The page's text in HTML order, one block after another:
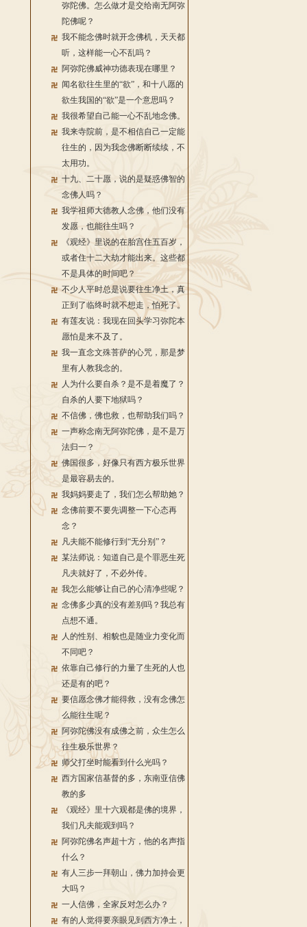
弥陀佛。怎么做才是交给南无阿弥
陀佛呢？
我不能念佛时就开念佛机，天天都
听，这样能一心不乱吗？
阿弥陀佛威神功德表现在哪里？
闻名欲往生里的“欲”，和十八愿的
欲生我国的“欲”是一个意思吗？
我很希望自己能一心不乱地念佛。
我来寺院前，是不相信自己一定能
往生的，因为我念佛断断续续，不
太用功。
十九、二十愿，说的是疑惑佛智的
念佛人吗？
我学祖师大德教人念佛，他们没有
发愿，也能往生吗？
《观经》里说的在胎宫住五百岁，
或者住十二大劫才能出来。这些都
不是具体的时间吧？
不少人平时总是说要往生净土，真
正到了临终时就不想走，怕死了。
有莲友说：我现在回头学习弥陀本
愿怕是来不及了。
我一直念文殊菩萨的心咒，那是梦
里有人教我念的。
人为什么要自杀？是不是着魔了？
自杀的人要下地狱吗？
不信佛，佛也救，也帮助我们吗？
一声称念南无阿弥陀佛，是不是万
法归一？
佛国很多，好像只有西方极乐世界
是最容易去的。
我妈妈要走了，我们怎么帮助她？
念佛前要不要先调整一下心态再
念？
凡夫能不能修行到“无分别”？
某法师说：知道自己是个罪恶生死
凡夫就好了，不必外传。
我怎么能够让自己的心清净些呢？
念佛多少真的没有差别吗？我总有
点想不通。
人的性别、相貌也是随业力变化而
不同吧？
依靠自己修行的力量了生死的人也
还是有的吧？
要信愿念佛才能得救，没有念佛怎
么能往生呢？
阿弥陀佛没有成佛之前，众生怎么
往生极乐世界？
师父打坐时能看到什么光吗？
西方国家信基督的多，东南亚信佛
教的多
《观经》里十六观都是佛的境界，
我们凡夫能观到吗？
阿弥陀佛名声超十方，他的名声指
什么？
有人三步一拜朝山，佛力加持会更
大吗？
一人信佛，全家反对怎么办？
有的人觉得要亲眼见到西方净土，